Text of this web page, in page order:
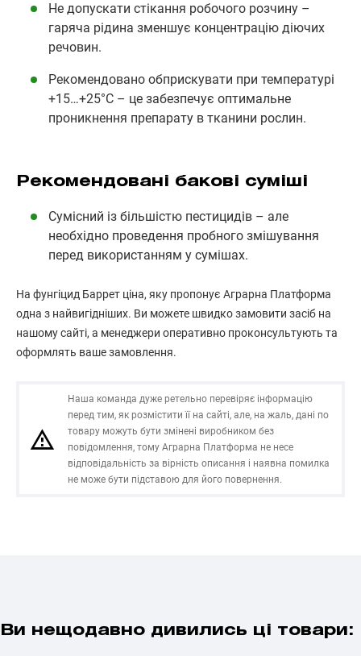
Не допускати стікання робочого розчину –
гаряча рідина зменшує концентрацію діючих
речовин.
Рекомендовано обприскувати при температурі
+15…+25°С – це забезпечує оптимальне
проникнення препарату в тканини рослин.
Рекомендовані бакові суміші
Сумісний із більшістю пестицидів – але
необхідно проведення пробного змішування
перед використанням у сумішах.
На фунгіцид Баррет ціна, яку пропонує Аграрна Платформа
одна з найвигідніших. Ви можете швидко замовити засіб на
нашому сайті, а менеджери оперативно проконсультують та
оформлять ваше замовлення.
Наша команда дуже ретельно перевіряє інформацію
перед тим, як розмістити її на сайті, але, на жаль, дані по
товару можуть бути змінені виробником без
повідомлення, тому Аграрна Платформа не несе
відповідальність за вірність описання і наявна помилка
не може бути підставою для його повернення.
Ви нещодавно дивились ці товари: